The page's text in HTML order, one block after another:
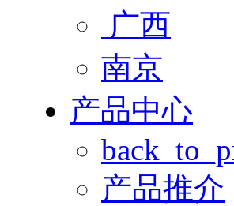
广西
南京
产品中心
产品推介